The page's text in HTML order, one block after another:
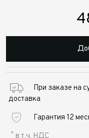
При заказе на
доставка
Гарантия 12
*